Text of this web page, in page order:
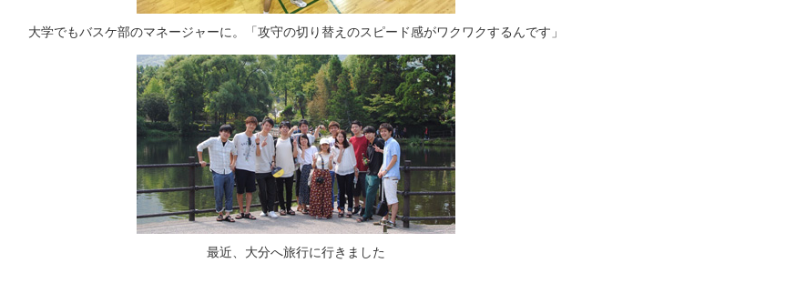
大学でもバスケ部のマネージャーに。「攻守の切り替えのスピード感がワクワクするんです」
最近、大分へ旅行に行きました